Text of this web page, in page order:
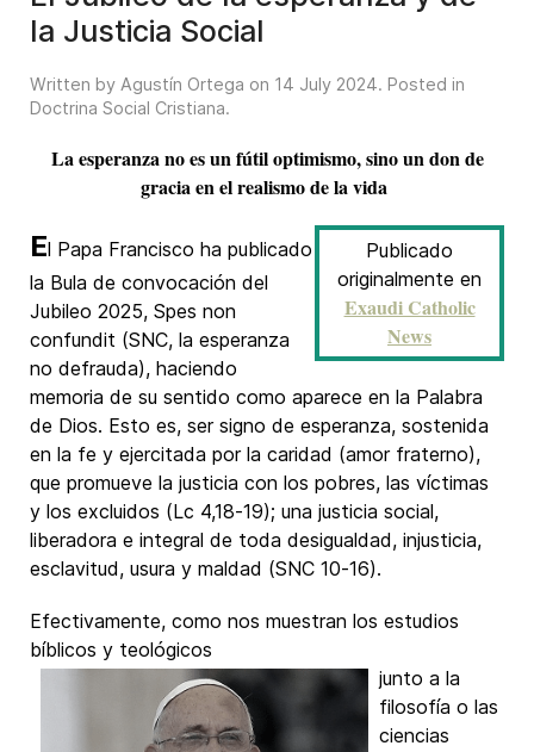
la Justicia Social
Written by Agustín Ortega on 14 July 2024. Posted in
Doctrina Social Cristiana.
La esperanza no es un fútil optimismo, sino un don de
gracia en el realismo de la vida
Publicado
originalmente en
Exaudi Catholic
News
El Papa Francisco ha publicado
la Bula de convocación del
Jubileo 2025, Spes non
confundit (SNC, la esperanza
no defrauda), haciendo
memoria de su sentido como aparece en la Palabra
de Dios. Esto es, ser signo de esperanza, sostenida
en la fe y ejercitada por la caridad (amor fraterno),
que promueve la justicia con los pobres, las víctimas
y los excluidos (Lc 4,18-19); una justicia social,
liberadora e integral de toda desigualdad, injusticia,
esclavitud, usura y maldad (SNC 10-16).
Efectivamente, como nos muestran los estudios
bíblicos y teológicos
junto a la
filosofía o las
ciencias